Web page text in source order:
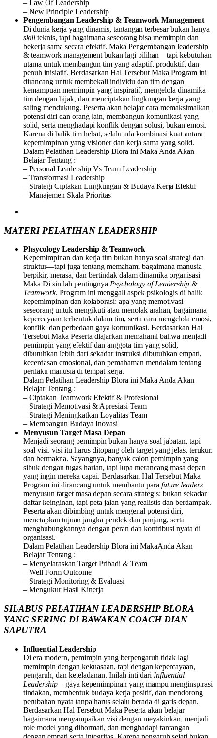
– Law Of Leadership
– New Principle Leadership
Pengembangan Leadership & Teamwork Management
Di dunia kerja yang dinamis, tantangan terbesar bukan hanya
skill teknis, tapi bagaimana seseorang bisa memimpin dan
bekerja sama secara efektif. Maka Pengembangan leadership
& teamwork management bukan lagi pilihan—tapi kebutuhan
utama untuk membangun tim yang adaptif, produktif, dan
penuh inisiatif. Berdasarkan Hal Tersebut Maka Program ini
dirancang untuk membekali individu dan tim dengan
kemampuan memimpin yang inspiratif, mengelola dinamika
tim dengan bijak, dan menciptakan lingkungan kerja yang
saling mendukung. Peserta akan belajar cara memaksimalkan
potensi diri dan orang lain, membangun komunikasi yang
solid, serta menghadapi konflik dengan solusi, bukan emosi.
Karena di balik tim hebat, selalu ada kombinasi kuat antara
kepemimpinan yang visioner dan kerja sama yang solid.
Dalam Pelatihan Leadership Blora ini Maka Anda Akan
Belajar Tentang :
– Personal Leadership Vs Team Leadership
– Transformasi Leadership
– Strategi Ciptakan Lingkungan & Budaya Kerja Efektif
– Manajemen Skala Prioritas
MATERI PELATIHAN LEADERSHIP
Phsycology Leadership & Teamwork
Kepemimpinan dan kerja tim bukan hanya soal strategi dan
struktur—tapi juga tentang memahami bagaimana manusia
berpikir, merasa, dan bertindak dalam dinamika organisasi.
Maka Di sinilah pentingnya Psychology of Leadership &
Teamwork. Program ini menggali aspek psikologis di balik
kepemimpinan dan kolaborasi: apa yang memotivasi
seseorang untuk mengikuti atau menolak arahan, bagaimana
kepercayaan terbentuk dalam tim, serta cara mengelola emosi,
konflik, dan perbedaan gaya komunikasi. Berdasarkan Hal
Tersebut Maka Peserta diajarkan memahami bahwa menjadi
pemimpin yang efektif dan anggota tim yang solid,
dibutuhkan lebih dari sekadar instruksi dibutuhkan empati,
kecerdasan emosional, dan pemahaman mendalam tentang
perilaku manusia di tempat kerja.
Dalam Pelatihan Leadership Blora ini Maka Anda Akan
Belajar Tentang :
– Ciptakan Teamwork Efektif & Profesional
– Strategi Memotivasi & Apresiasi Team
– Strategi Meningkatkan Loyalitas Team
– Membangun Budaya Inovasi
Menyusun Target Masa Depan
Menjadi seorang pemimpin bukan hanya soal jabatan, tapi
soal visi. visi itu harus ditopang oleh target yang jelas, terukur,
dan bermakna. Sayangnya, banyak calon pemimpin yang
sibuk dengan tugas harian, tapi lupa merancang masa depan
yang ingin mereka capai. Berdasarkan Hal Tersebut Maka
Program ini dirancang untuk membantu para future leaders
menyusun target masa depan secara strategis: bukan sekadar
daftar keinginan, tapi peta jalan yang realistis dan berdampak.
Peserta akan dibimbing untuk mengenal potensi diri,
menetapkan tujuan jangka pendek dan panjang, serta
menghubungkannya dengan peran dan kontribusi nyata di
organisasi.
Dalam Pelatihan Leadership Blora ini MakaAnda Akan
Belajar Tentang :
– Menyelaraskan Target Pribadi & Team
– Well Form Outcome
– Strategi Monitoring & Evaluasi
– Mengukur Hasil Kinerja
SILABUS PELATIHAN LEADERSHIP BLORA
YANG SERING DI BAWAKAN COACH DIAN
SAPUTRA
Influential Leadership
Di era modern, pemimpin yang berpengaruh tidak lagi
memimpin dengan kekuasaan, tapi dengan kepercayaan,
pengaruh, dan keteladanan. Inilah inti dari Influential
Leadership—gaya kepemimpinan yang mampu menginspirasi
tindakan, membentuk budaya kerja positif, dan mendorong
perubahan nyata tanpa harus selalu berada di garis depan.
Berdasarkan Hal Tersebut Maka Peserta akan belajar
bagaimana menyampaikan visi dengan meyakinkan, menjadi
role model yang dihormati, dan menghadapi tantangan
dengan empati serta integritas. Karena pengaruh sejati bukan